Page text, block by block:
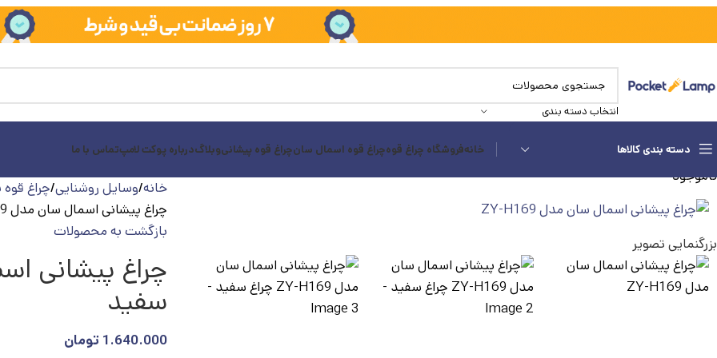
انتخاب دسته بندی
دسته بندی کالاها خانهفروشگاه چراغ قوهچراغ قوه اسمال سانچراغ قوه پیشانیوبلاگدرباره پوکت لامپتماس با ما
ناموجود
بزرگنمایی تصویر
خانه وسایل روشنایی چراغ
چراغ پیشانی اسمال سان مدل ZY-H169 چراغ سفید
بازگشت به محصولات
سفید
1.640.000 تومان